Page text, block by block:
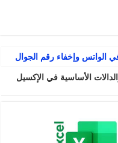
وإخفاء رقم الجوال
الأساسية في الإكسيل